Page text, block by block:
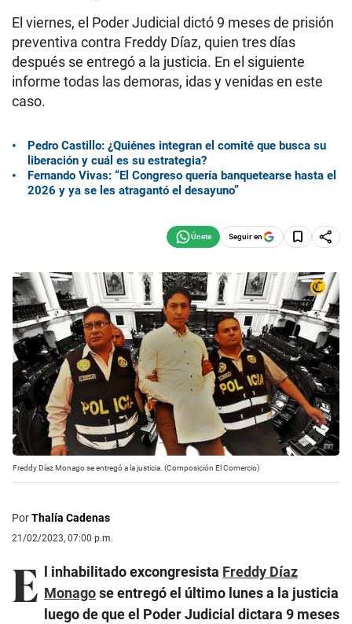
El viernes, el Poder Judicial dictó 9 meses de prisión
preventiva contra Freddy Díaz, quien tres días
después se entregó a la justicia. En el siguiente
informe todas las demoras, idas y venidas en este
caso.
Pedro Castillo: ¿Quiénes integran el comité que busca su
liberación y cuál es su estrategia?
Fernando Vivas: “El Congreso quería banquetearse hasta el
2026 y ya se les atragantó el desayuno”
Seguir en
Freddy Díaz Monago se entregó a la justicia. (Composición El Comercio)
PorThalía Cadenas
21/02/2023, 07:00 p.m.
E l inhabilitado excongresista Freddy Díaz
Monagose entregó el último lunes a la justicia
luego de que el Poder Judicial dictara 9 meses